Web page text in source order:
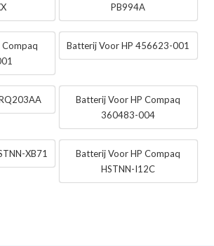
PB994A
Batterij Voor HP 456623-001
Batterij Voor HP Compaq
360483-004
XB71
Batterij Voor HP Compaq
HSTNN-I12C